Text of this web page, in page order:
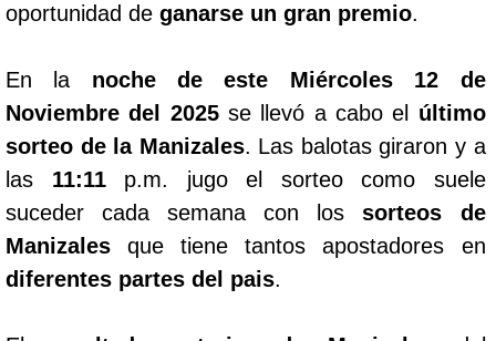
oportunidad de ganarse un gran premio.
En la noche de este Miércoles 12 de
Noviembre del 2025se llevó a cabo el último
sorteo de la Manizales. Las balotas giraron y a
las 11:11p.m. jugo el sorteo como suele
suceder cada semana con lossorteos de
Manizalesque tiene tantos apostadores en
diferentes partes del pais.